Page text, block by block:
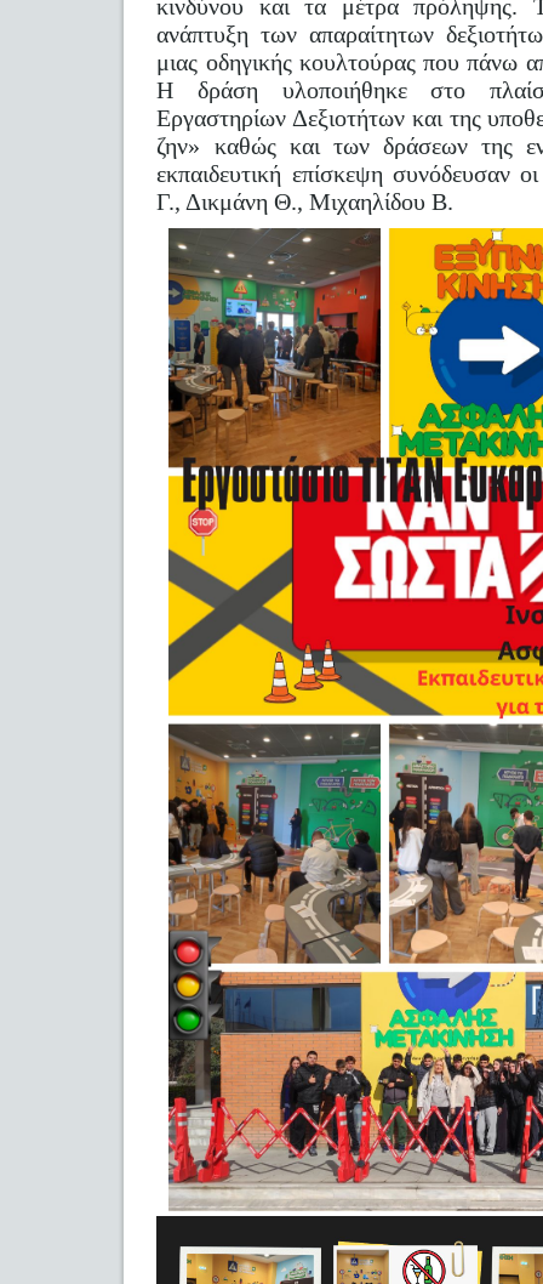
κινδύνου και τα μέτρα πρόληψης.
ανάπτυξη των απαραίτητων
μιας οδηγικής κουλτούρας που πάνω
Η δράση υλοποιήθηκε στο
Εργαστηρίων Δεξιοτήτων και της
ζην» καθώς και των δράσεων της
εκπαιδευτική επίσκεψη συνόδευσαν
Γ., Δικμάνη Θ., Μιχαηλίδου Β.